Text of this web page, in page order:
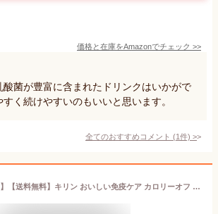
価格と在庫をAmazonでチェック >>
酸菌が豊富に含まれたドリンクはいかがで
く続けやすいのもいいと思います。
全てのおすすめコメント (1件) >
【チルド配送】【送料無料】キリン おいしい免疫ケア カロリーオフ 100ml 1ケース 30本 チルド（常温で保管できます）(賞味期限 24.09.30) 機能性表示食品 乳酸菌飲料 キリンビバレッジ【東北・北海道・沖縄・離島の一部を除く】